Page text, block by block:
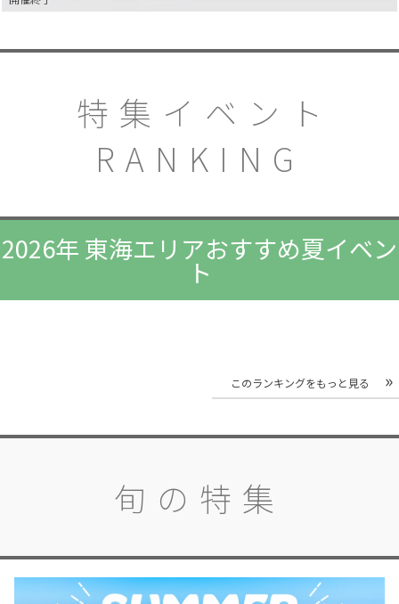
特集イベント
RANKING
2026年 東海エリアおすすめ夏イベン
ト
このランキングをもっと見る
旬の特集